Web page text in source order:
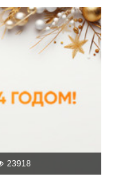
23918